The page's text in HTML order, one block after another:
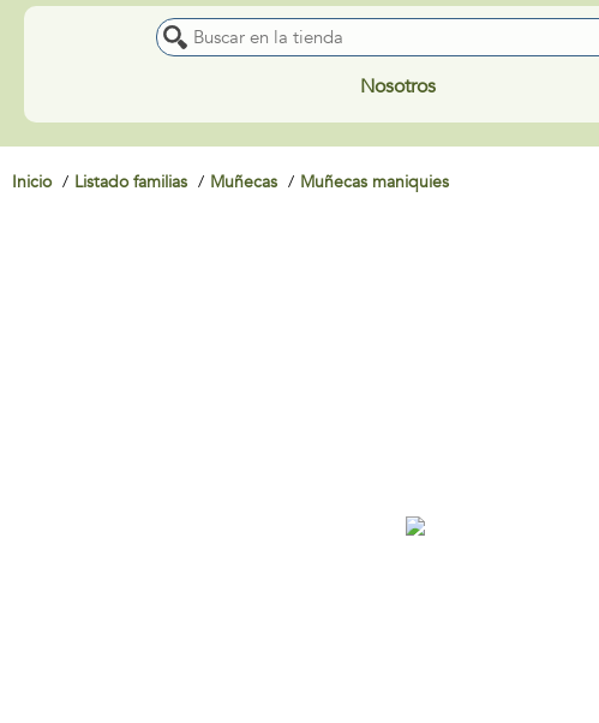
Nosotros
Inicio Listado familias Muñecas Muñecas maniquies